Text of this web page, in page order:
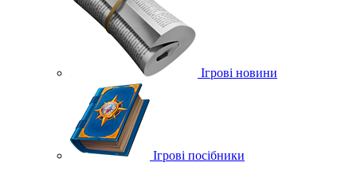
Ігрові новини
Ігрові посібники